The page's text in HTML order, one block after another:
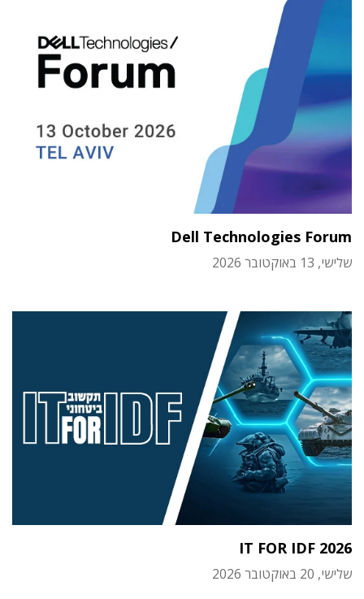
Dell Technologies Forum
שלישי, 13 באוקטובר 2026
IT FOR IDF 2026
שלישי, 20 באוקטובר 2026